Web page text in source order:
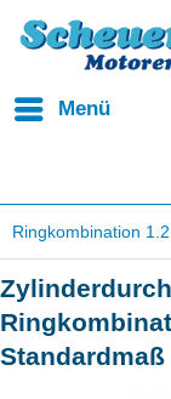
Menü
Ringkombination
Standardmaß